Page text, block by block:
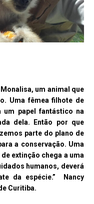
um animal que
Uma fêmea filhote de
um papel fantástico na
dela. Então por que
parte do plano de
a conservação. Uma
extinção chega a uma
humanos, deverá
da espécie.” Nancy
Curitiba.